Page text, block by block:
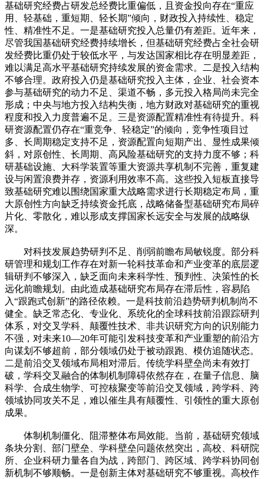
基础研究经费占研发总经费比重偏低，且资金投向存在“重应
用、轻基础，重短期、轻长期”倾向，财政投入持续性、稳定
性、精准性不足。一是基础研究投入总量仍有差距。近年来，
尽管我国基础研究经费持续增长，但基础研究经费占全社会研
发经费比重仍处于较低水平，与发达国家相比存在明显差距，
难以满足高水平基础研究持续发展的资金需求。二是投入结构
不够合理。政府投入仍是基础研究投入主体，企业、社会资本
参与基础研究的动力不足、渠道不畅，多元投入格局尚未完全
形成；中央与地方投入结构失衡，地方财政对基础研究的重视
程度和投入力度普遍不足。三是资源配置精准性有待提升。科
研资源配置仍存在“重竞争、轻稳定”的倾向，竞争性项目过
多、长周期稳定支持不足，资源配置向短期产出、显性成果倾
斜，对原创性、长周期、高风险基础研究的支持力度不够；科
研基础设施、大科学装置等重大资源共享机制不完善，重复建
设与闲置浪费并存，资源利用效率不高。这些投入短板直接导
致基础研究难以围绕国家重大战略需求进行长期稳定布局，重
大原创性方向缺乏持续资金托底，战略储备型基础研究布局碎
片化、零散化，难以形成支撑国家长远安全与发展的战略纵
深。
对科技发展趋势研判不足、削弱前瞻布局敏锐度。部分科
研管理和规划工作存在对新一轮科技革命和产业变革的底层逻
辑研判不够深入，缺乏面向未来科学性、预判性、决策性的长
远化前瞻规划。由此造成基础研究布局存在滞后性，容易陷
入“跟跑式创新”的路径依赖。一是科技前沿趋势研判机制尚不
健全。缺乏常态化、专业化、系统化的全球科技前沿跟踪研判
体系，对交叉学科、颠覆性技术、非共识研究方向的识别能力
不强，对未来10—20年可能引发科技变革和产业重塑的前沿方
向谋划不够超前，部分领域仍处于被动跟跑、模仿追随状态。
二是前沿交叉领域布局相对滞后。传统学科壁垒尚未有效打
破，学科交叉融合的体制机制障碍依然存在，在量子信息、脑
科学、合成生物学、可控核聚变等前沿交叉领域，跨学科、跨
领域协同攻关不足，难以催生具有颠覆性、引领性的重大原创
成果。
体制机制僵化、阻滞整体布局效能。当前，基础研究领域
条块分割、部门壁垒、学科壁垒问题依然突出，高校、科研院
所、企业科研力量各自为战，跨部门、跨区域、跨学科协同创
新机制不够顺畅。一是创新主体对基础研究不够重视。高校作